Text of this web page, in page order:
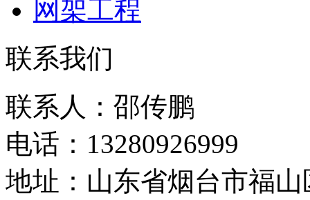
网架工程
联系我们
联系人：邵传鹏
电话：13280926999
地址：山东省烟台市福